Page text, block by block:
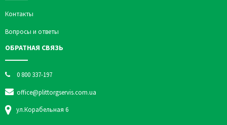
Контакты
Вопросы и ответы
ОБРАТНАЯ СВЯЗЬ
0 800 337-197
office@plittorgservis.com.ua
ул.Корабельная 6